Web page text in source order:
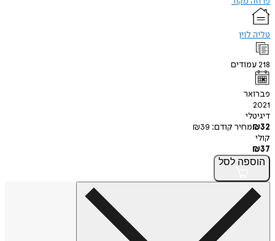
טליה לוין
218עמודים
פברואר
2021
דיגיטלי
₪32 מחיר קודם: ₪39
קולי
₪37
הוספה לסל